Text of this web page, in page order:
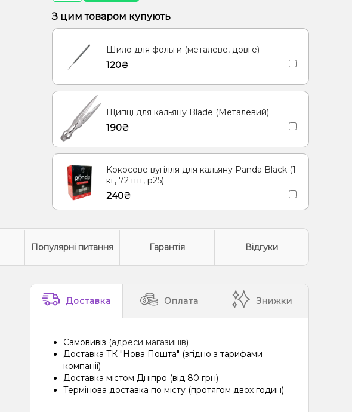
З цим товаром купують
Шило для фольги (металеве, довге)
120₴
Щипці для кальяну Blade (Металевий)
190₴
Кокосове вугілля для кальяну Panda Black (1
кг, 72 шт, р25)
240₴
Популярні питання Гарантія Відгуки
Доставка Оплата Знижки
Самовивіз (адреси магазинів)
Доставка ТК "Нова Пошта" (згідно з тарифами
компанії)
Доставка містом Дніпро (від 80 грн)
Термінова доставка по місту (протягом двох годин)